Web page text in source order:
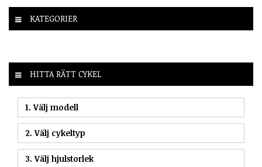
KATEGORIER
HITTA RÄTT CYKEL
1. Välj modell
2. Välj cykeltyp
3. Välj hjulstorlek